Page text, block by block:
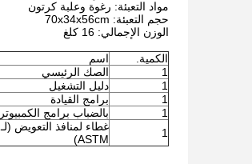
مواد التعبئة: رغوة وعلبة كرتون
حجم التعبئة: 70x34x56cm
الوزن الإجمالي: 16 كلغ
الكمية. اسم
1
الصك الرئيسي
1
دليل التشغيل
1
برامج القيادة
1
بالضباب برامج الكمبيوتر
1
غطاء لمنافذ التعويض (لـ
ASTM)